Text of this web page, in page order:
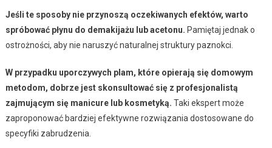
Jeśli te sposoby nie przynoszą oczekiwanych efektów, warto
spróbować płynu do demakijażu lub acetonu. Pamiętaj jednak o
ostrożności, aby nie naruszyć naturalnej struktury paznokci.
W przypadku uporczywych plam, które opierają się domowym
metodom, dobrze jest skonsultować się z profesjonalistą
zajmującym się manicure lub kosmetyką. Taki ekspert może
zaproponować bardziej efektywne rozwiązania dostosowane do
specyfiki zabrudzenia.